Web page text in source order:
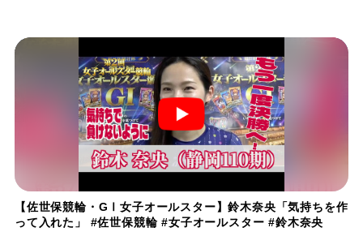
【佐世保競輪・GⅠ女子オールスター】鈴木奈央「気持ちを作
って入れた」 #佐世保競輪 #女子オールスター #鈴木奈央